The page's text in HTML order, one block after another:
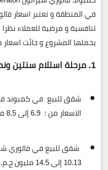
تنافسية و مرضية للعملاء
يحملها المشروع و حائت
1. مرحلة استلام سنتين ونصف (الإنشاءات مكتملة):
شقق للبيع في كمبوند
الاسعار من : 6.9إلى8.5 مليون ج.م
شقق للبيع في فالوري
10.13 إلى14.5 مليون ج.م .